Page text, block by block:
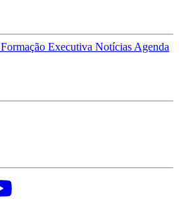
Formação Executiva Notícias Agenda